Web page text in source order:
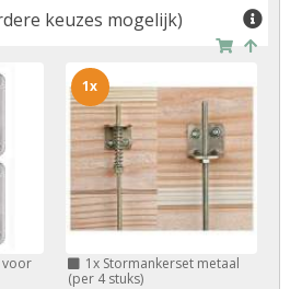
keuzes mogelijk)
voor
1xStormankerset metaal
(per 4 stuks)
1x